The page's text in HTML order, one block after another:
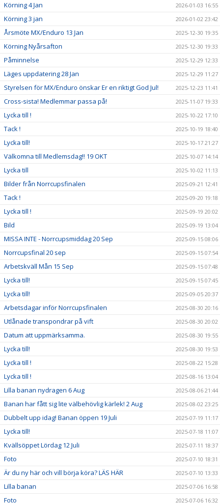
Körning 4 Jan 2026-01-03 16:55
Körning 3 jan 2026-01-02 23:42
Årsmöte MX/Enduro 13 Jan 2025-12-30 19:35
Körning Nyårsafton 2025-12-30 19:33
Påminnelse 2025-12-29 12:33
Läges uppdatering 28 Jan 2025-12-29 11:27
Styrelsen för MX/Enduro önskar Er en riktigt God Jul! 2025-12-23 11:41
Cross-sista! Medlemmar passa på! 2025-11-07 19:33
Lycka till ! 2025-10-22 17:10
Tack ! 2025-10-19 18:40
Lycka till! 2025-10-17 21:27
Välkomna till Medlemsdag!! 19 OKT 2025-10-07 14:14
Lycka till 2025-10-02 11:13
Bilder från Norrcupsfinalen 2025-09-21 12:41
Tack ! 2025-09-20 19:18
Lycka till ! 2025-09-19 20:02
Bild 2025-09-19 13:04
MISSA INTE - Norrcupsmiddag 20 Sep 2025-09-15 08:06
Norrcupsfinal 20 sep 2025-09-15 07:54
Arbetskväll Mån 15 Sep 2025-09-15 07:48
Lycka till! 2025-09-15 07:45
Lycka till! 2025-09-05 20:37
Arbetsdagar inför Norrcupsfinalen 2025-08-30 20:16
Utlånade transpondrar på vift 2025-08-30 20:02
Datum att uppmärksamma. 2025-08-30 19:55
Lycka till! 2025-08-30 19:53
Lycka till ! 2025-08-22 15:28
Lycka till ! 2025-08-16 13:04
Lilla banan nydragen 6 Aug 2025-08-06 21:44
Banan har fått sig lite välbehövlig kärlek! 2 Aug 2025-08-02 23:25
Dubbelt upp idag! Banan öppen 19 Juli 2025-07-19 11:17
Lycka till! 2025-07-18 11:07
Kvällsöppet Lördag 12 Juli 2025-07-11 18:37
Foto 2025-07-10 18:31
Är du ny här och vill börja köra? LÄS HÄR 2025-07-10 13:33
Lilla banan 2025-07-06 16:58
Foto 2025-07-06 16:32